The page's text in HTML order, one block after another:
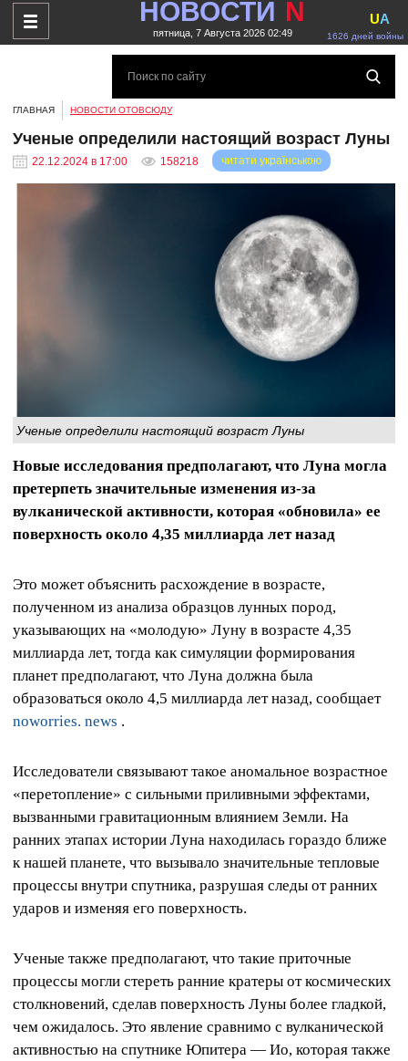
НОВОСТИ N
пятница, 7 Августа 2026 02:49 1626 дней войны
UA
ГЛАВНАЯ НОВОСТИ ОТОВСЮДУ
Ученые определили настоящий возраст Луны
22.12.2024 в 17:00 158218 читати українською
Ученые определили настоящий возраст Луны
Новые исследования предполагают, что Луна могла
претерпеть значительные изменения из-за
вулканической активности, которая «обновила» ее
поверхность около 4,35 миллиарда лет назад
Это может объяснить расхождение в возрасте,
полученном из анализа образцов лунных пород,
указывающих на «молодую» Луну в возрасте 4,35
миллиарда лет, тогда как симуляции формирования
планет предполагают, что Луна должна была
образоваться около 4,5 миллиарда лет назад, сообщает
noworries. news .
Исследователи связывают такое аномальное возрастное
«перетопление» с сильными приливными эффектами,
вызванными гравитационным влиянием Земли. На
ранних этапах истории Луна находилась гораздо ближе
к нашей планете, что вызывало значительные тепловые
процессы внутри спутника, разрушая следы от ранних
ударов и изменяя его поверхность.
Ученые также предполагают, что такие приточные
процессы могли стереть ранние кратеры от космических
столкновений, сделав поверхность Луны более гладкой,
чем ожидалось. Это явление сравнимо с вулканической
активностью на спутнике Юпитера — Ио, которая также